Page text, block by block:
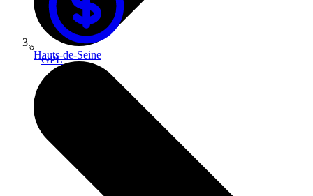
GPL
Hauts-de-Seine